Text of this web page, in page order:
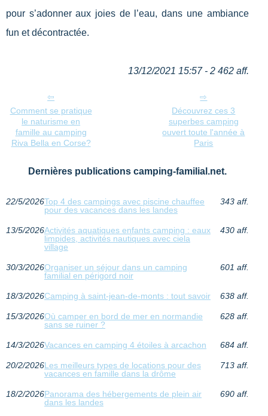
pour s’adonner aux joies de l’eau, dans une ambiance
fun et décontractée.
13/12/2021 15:57 - 2 462 aff.
Comment se pratique
le naturisme en
famille au camping
Riva Bella en Corse?
Découvrez ces 3
superbes camping
ouvert toute l'année à
Paris
Dernières publications camping-familial.net.
22/5/2026Top 4 des campings avec piscine chauffee
pour des vacances dans les landes
343 aff.
13/5/2026Activités aquatiques enfants camping : eaux
limpides, activités nautiques avec ciela
village
430 aff.
30/3/2026Organiser un séjour dans un camping
familial en périgord noir
601 aff.
18/3/2026Camping à saint-jean-de-monts : tout savoir 638 aff.
15/3/2026Où camper en bord de mer en normandie
sans se ruiner ?
628 aff.
14/3/2026Vacances en camping 4 étoiles à arcachon 684 aff.
20/2/2026Les meilleurs types de locations pour des
vacances en famille dans la drôme
713 aff.
18/2/2026Panorama des hébergements de plein air
dans les landes
690 aff.